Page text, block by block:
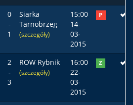
0
-
1
Siarka
Tarnobrzeg
(szczegóły)
15:00
14-
03-
2015
P
2
-
3
ROW Rybnik
(szczegóły)
16:00
22-
03-
2015
Z